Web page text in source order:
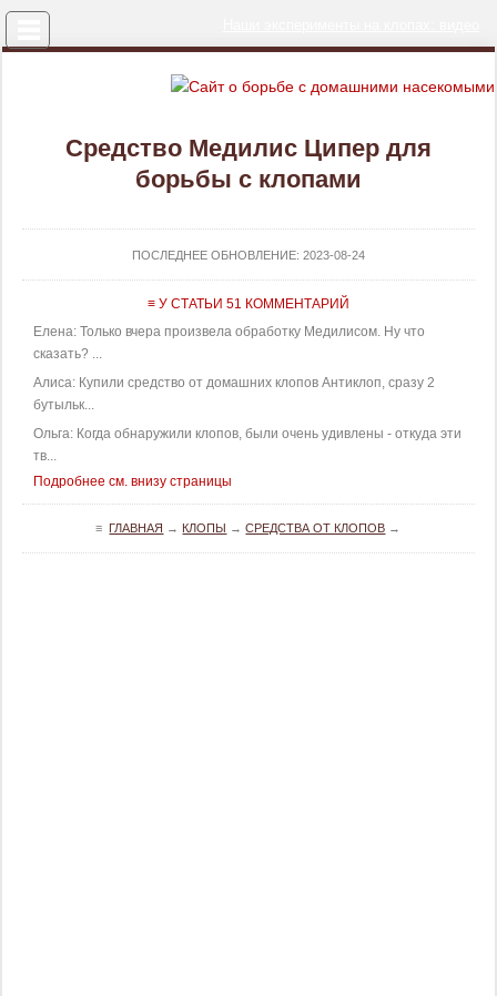
Средство Медилис Ципер для
борьбы с клопами
ПОСЛЕДНЕЕ ОБНОВЛЕНИЕ: 2023-08-24
≡ У СТАТЬИ 51 КОММЕНТАРИЙ
Елена: Только вчера произвела обработку Медилисом. Ну что
сказать? ...
Алиса: Купили средство от домашних клопов Антиклоп, сразу 2
бутыльк...
Ольга: Когда обнаружили клопов, были очень удивлены - откуда эти
тв...
Подробнее см. внизу страницы
≡ ГЛАВНАЯ → КЛОПЫ →СРЕДСТВА ОТ КЛОПОВ →